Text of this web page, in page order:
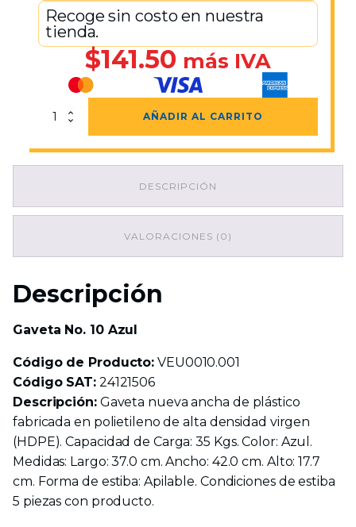
Recoge sin costo en nuestra
tienda.
$141.50 más IVA
Gaveta
AÑADIR AL CARRITO
DESCRIPCIÓN
VALORACIONES (0)
Descripción
Gaveta No. 10 Azul
Código de Producto: VEU0010.001
Código SAT:24121506
Descripción:Gaveta nueva ancha de plástico
fabricada en polietileno de alta densidad virgen
(HDPE). Capacidad de Carga: 35 Kgs. Color: Azul.
Medidas: Largo: 37.0 cm. Ancho: 42.0 cm. Alto: 17.7
cm. Forma de estiba: Apilable. Condiciones de estiba
5 piezas con producto.